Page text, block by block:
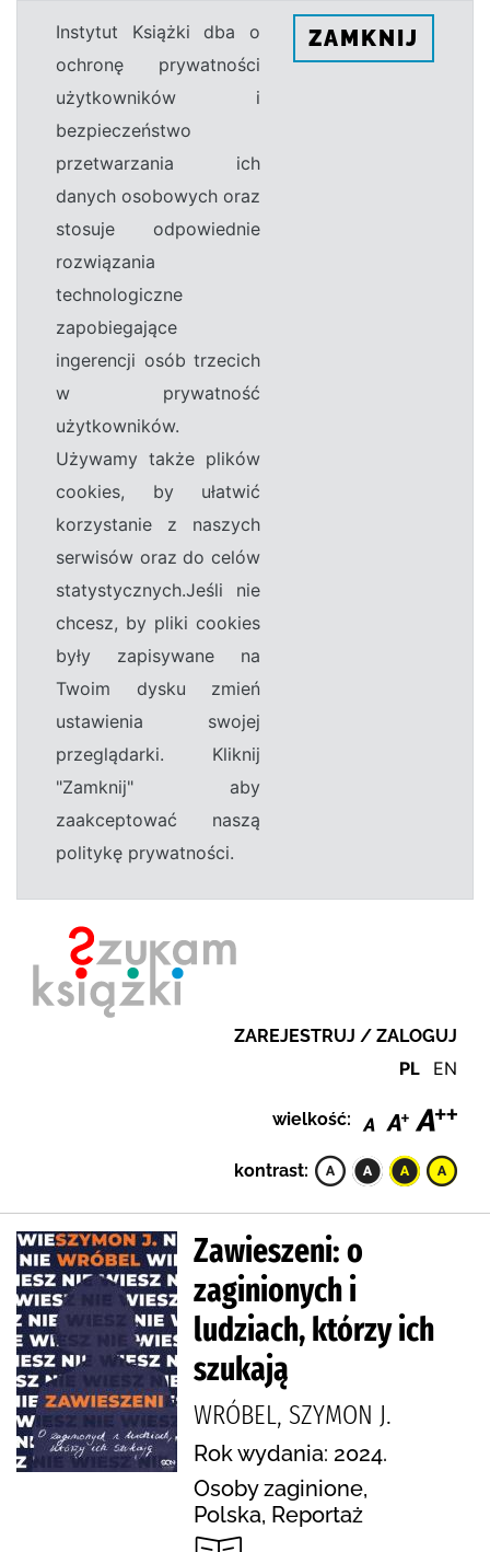
Instytut Książki dba o
ochronę prywatności
użytkowników i
bezpieczeństwo
przetwarzania ich
danych osobowych oraz
stosuje odpowiednie
rozwiązania
technologiczne
zapobiegające
ingerencji osób trzecich
w prywatność
użytkowników.
Używamy także plików
cookies, by ułatwić
korzystanie z naszych
serwisów oraz do celów
statystycznych.Jeśli nie
chcesz, by pliki cookies
były zapisywane na
Twoim dysku zmień
ustawienia swojej
przeglądarki. Kliknij
"Zamknij" aby
zaakceptować naszą
politykę prywatności.
ZAMKNIJ
ZAREJESTRUJ / ZALOGUJ
PL EN
wielkość:
kontrast:
Zawieszeni: o
zaginionych i
ludziach, którzy ich
szukają
WRÓBEL, SZYMON J.
Rok wydania: 2024.
Osoby zaginione,
Polska, Reportaż